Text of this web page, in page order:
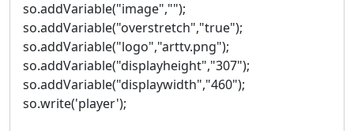
so.addVariable("image","");
so.addVariable("overstretch","true");
so.addVariable("logo","arttv.png");
so.addVariable("displayheight","307");
so.addVariable("displaywidth","460");
so.write('player');